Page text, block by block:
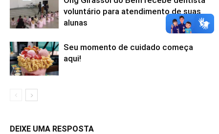
voluntário para atendimento de suas
alunas
Seu momento de cuidado começa
aqui!
DEIXE UMA RESPOSTA